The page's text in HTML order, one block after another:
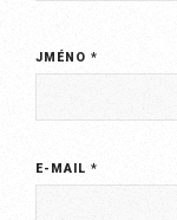
JMÉNO*
E-MAIL*